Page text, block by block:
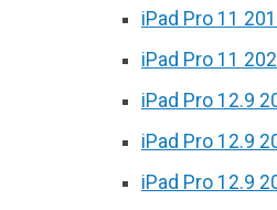
iPad Pro 11
iPad Pro 11
iPad Pro 12.9
iPad Pro 12.9
iPad Pro 12.9